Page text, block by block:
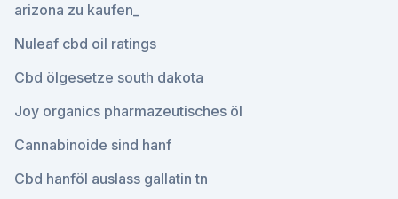
arizona zu kaufen_
Nuleaf cbd oil ratings
Cbd ölgesetze south dakota
Joy organics pharmazeutisches öl
Cannabinoide sind hanf
Cbd hanföl auslass gallatin tn